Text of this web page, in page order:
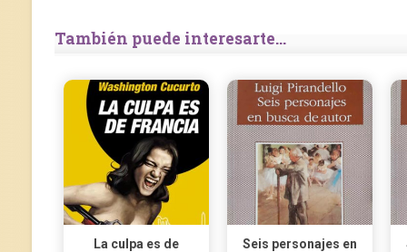
También puede interesarte...
La culpa es de
Seis personajes en